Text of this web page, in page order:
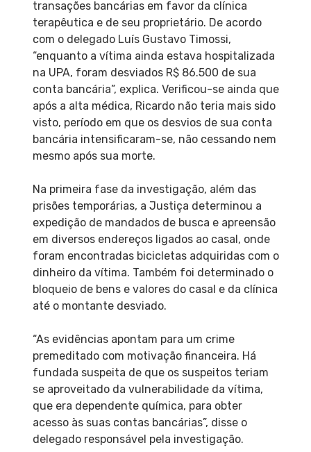
transações bancárias em favor da clínica
terapêutica e de seu proprietário. De acordo
com o delegado Luís Gustavo Timossi,
“enquanto a vítima ainda estava hospitalizada
na UPA, foram desviados R$ 86.500 de sua
conta bancária”, explica. Verificou-se ainda que
após a alta médica, Ricardo não teria mais sido
visto, período em que os desvios de sua conta
bancária intensificaram-se, não cessando nem
mesmo após sua morte.
Na primeira fase da investigação, além das
prisões temporárias, a Justiça determinou a
expedição de mandados de busca e apreensão
em diversos endereços ligados ao casal, onde
foram encontradas bicicletas adquiridas com o
dinheiro da vítima. Também foi determinado o
bloqueio de bens e valores do casal e da clínica
até o montante desviado.
“As evidências apontam para um crime
premeditado com motivação financeira. Há
fundada suspeita de que os suspeitos teriam
se aproveitado da vulnerabilidade da vítima,
que era dependente química, para obter
acesso às suas contas bancárias”, disse o
delegado responsável pela investigação.